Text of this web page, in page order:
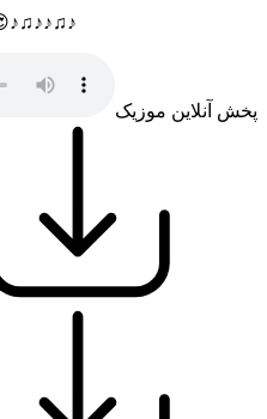
پخش آنلاین موزیک